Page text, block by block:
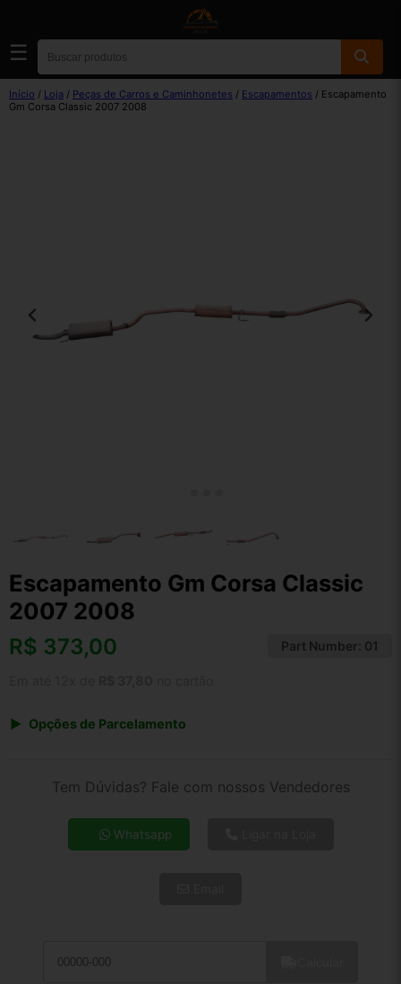
☰
Início / Loja / Peças de Carros e Caminhonetes / Escapamentos / Escapamento
Gm Corsa Classic 2007 2008
Escapamento Gm Corsa Classic
2007 2008
R$ 373,00 Part Number: 01
Opções de Parcelamento
2x de R$ 200,75
4x de R$ 103,38
5x de R$ 83,78
10x de R$ 44,26
Tem Dúvidas? Fale com nossos Vendedores
Whatsapp